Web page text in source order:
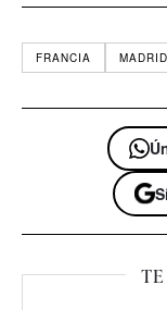
FRANCIA MADRID